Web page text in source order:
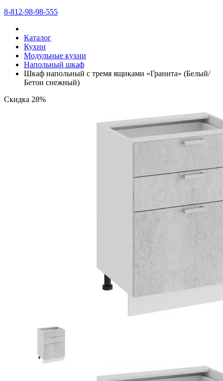
8-812-98-98-555
Каталог
Кухни
Модульные кухни
Напольный шкаф
Шкаф напольный с тремя ящиками «Гранита» (Белый/
Бетон снежный)
Скидка 28%